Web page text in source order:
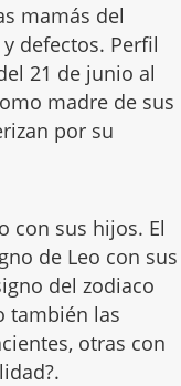
mamás del
defectos. Perfil
21 de junio al
madre de sus
por su
con sus hijos. El
de Leo con sus
del zodiaco
también las
otras con